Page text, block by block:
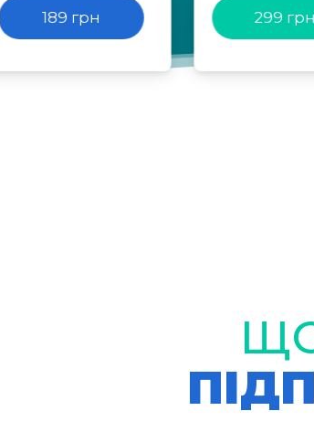
189 грн 299 грн